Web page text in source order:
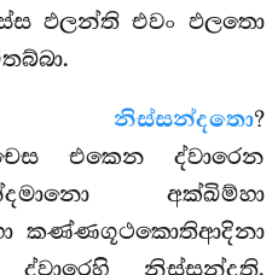
ඵලන්ති එවං ඵලතො
නිස්සන්දතො?
එකෙන ද්වාරෙන
අක්ඛිම්හා
කණ්ණගූථකොතිආදිනා
නිස්සන්දති.